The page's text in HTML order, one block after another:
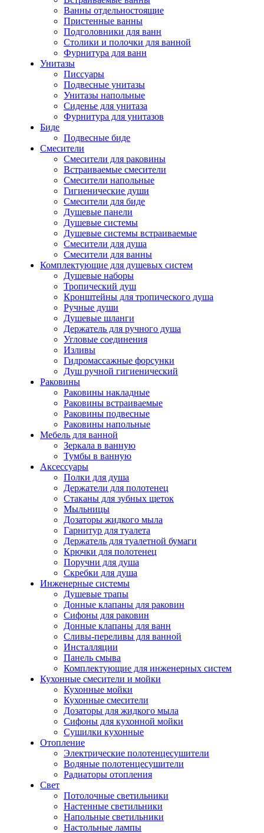
Ванны отдельностоящие
Пристенные ванны
Подголовники для ванн
Столики и полочки для ванной
Фурнитура для ванн
Унитазы
Писсуары
Подвесные унитазы
Унитазы напольные
Сиденье для унитаза
Фурнитура для унитазов
Биде
Подвесные биде
Cмесители
Смесители для раковины
Встраиваемые смесители
Смесители напольные
Гигиенические души
Смесители для биде
Душевые панели
Душевые системы
Душевые системы встраиваемые
Смесители для душа
Смесители для ванны
Комплектующие для душевых систем
Душевые наборы
Тропический душ
Кронштейны для тропического душа
Ручные души
Душевые шланги
Держатель для ручного душа
Угловые соединения
Изливы
Гидромассажные форсунки
Душ ручной гигиенический
Раковины
Раковины накладные
Раковины встраиваемые
Раковины подвесные
Раковины напольные
Мебель для ванной
Зеркала в ванную
Тумбы в ванную
Аксессуары
Полки для душа
Держатели для полотенец
Стаканы для зубных щеток
Мыльницы
Дозаторы жидкого мыла
Гарнитур для туалета
Держатель для туалетной бумаги
Крючки для полотенец
Поручни для душа
Скребки для душа
Инженерные системы
Душевые трапы
Донные клапаны для раковин
Сифоны для раковин
Донные клапаны для ванн
Сливы-переливы для ванной
Инсталляции
Панель смыва
Комплектующие для инженерных систем
Кухонные смесители и мойки
Кухонные мойки
Кухонные смесители
Дозаторы для жидкого мыла
Сифоны для кухонной мойки
Сушилки кухонные
Отопление
Электрические полотенцесушители
Водяные полотенцесушители
Радиаторы отопления
Свет
Потолочные светильники
Настенные светильники
Напольные светильники
Настольные лампы